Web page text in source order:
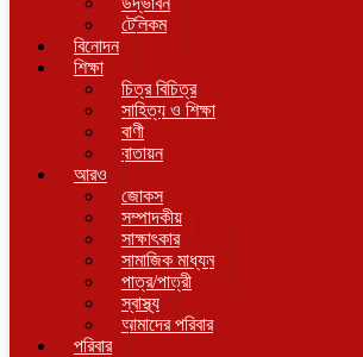
টেলিকম
বিনোদন
শিক্ষা
চিত্র বিচিত্র
সাহিত্য ও শিক্ষা
বাণী
বাতায়ন
আরও
জোকস
সম্পাদকীয়
সাক্ষাৎকার
সামাজিক মাধ্যম
পাত্র/পাত্রী
স্বাস্থ্য
আমাদের পরিবার
পরিবার